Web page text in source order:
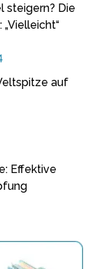
steigern? Die
auf
Effektive